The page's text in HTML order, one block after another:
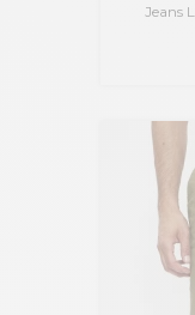
Jeans